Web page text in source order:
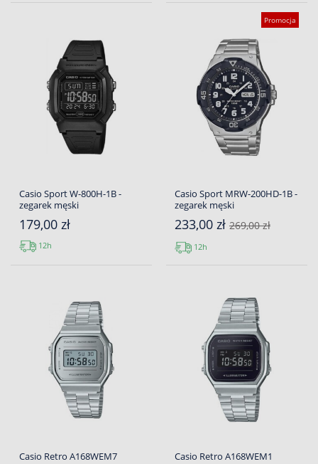
Casio Sport W-800H-1B -
zegarek męski
179,00 zł
12h
Promocja
Casio Sport MRW-200HD-1B -
zegarek męski
233,00 zł 269,00 zł
12h
Casio Retro A168WEM7 Casio Retro A168WEM1